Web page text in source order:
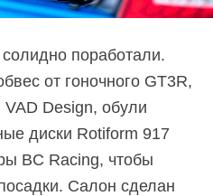
поработали.
от гоночного GT3R,
Design, обули
диски Rotiform 917
BC Racing, чтобы
Cалон сделан